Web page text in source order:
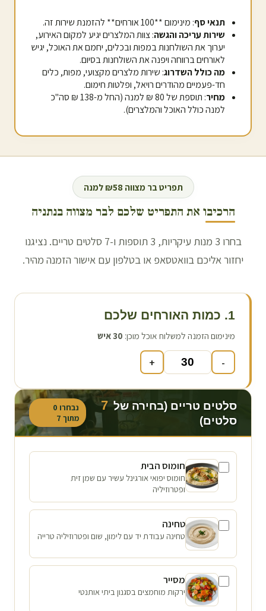
תנאי סף: מינימום **100 אורחים** להזמנת שירות זה.
שירות עריכה והגשה: צוות המלצרים יגיע למקום האירוע,
יערוך את השולחנות במפות ובכלים, יחמם את האוכל, יגיש
לאורחים ברווחה ויפנה את השולחנות בסיום.
מה כולל השדרוג: שירות מלצרים מקצועי, מפות, כלים
חד-פעמיים מהודרים רויאל, ופלטות חימום.
מחיר
: תוספת של 80 ₪ למנה (החל מ-138 ₪ סה"כ
למנה כולל האוכל והמלצרים).
תפריט בר מצווה ₪58 למנה
הרכיבו את התפריט שלכם לבר מצווה בנתניה
בחרו 3 מנות עיקריות, 3 תוספות ו-7 סלטים טריים. נציגנו
יחזור אליכם בוואטסאפ או בטלפון עם אישור הזמנה מהיר.
1. כמות האורחים שלכם
מינימום הזמנה למשלוח אוכל מוכן: 30איש
-
+
סלטים טריים (בחירה של 7
סלטים)
נבחרו 0
מתוך 7
חומוס הבית
חומוס יפואי אורגינל עשיר עם שמן זית
ופטרוזיליה
טחינה
טחינה עבודת יד עם לימון, שום ופטרוזיליה טרייה
מסייר
ירקות מוחמצים בסגנון ביתי אותנטי